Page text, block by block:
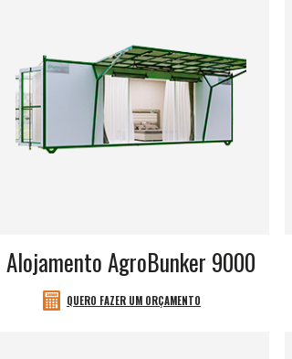
Alojamento AgroBunker 9000
QUERO FAZER UM ORÇAMENTO